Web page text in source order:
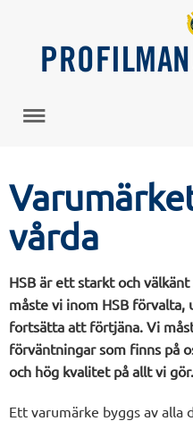
vårda
HSB är ett starkt och
måste vi inom HSB förvalta,
fortsätta att förtjäna. Vi
förväntningar som finns på
och hög kvalitet på allt vi gör.
Ett varumärke byggs av alla